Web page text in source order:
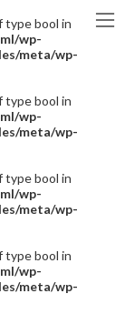
type bool in
wp-
meta/wp-
type bool in
wp-
meta/wp-
type bool in
wp-
meta/wp-
type bool in
wp-
meta/wp-